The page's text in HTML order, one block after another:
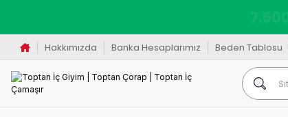
Hakkımızda Banka Hesaplarımız Beden Tablosu